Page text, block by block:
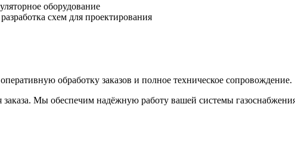
оборудование
схем для проектирования
обработку заказов и полное техническое сопровождение.
Мы обеспечим надёжную работу вашей системы